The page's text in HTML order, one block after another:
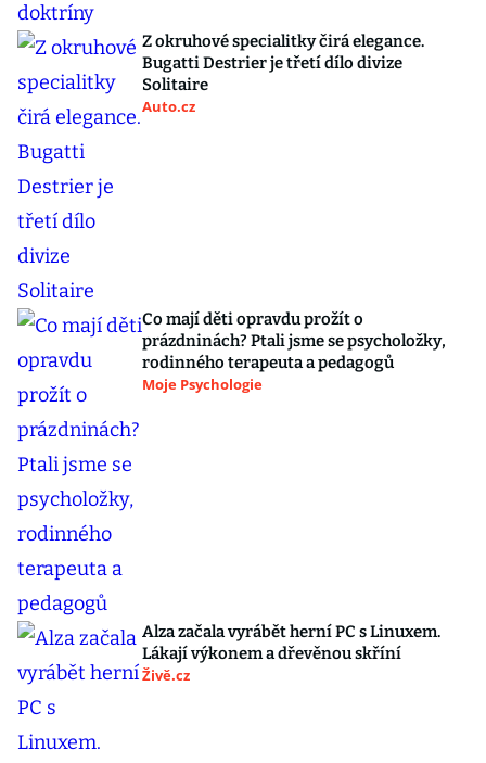
Z okruhové specialitky čirá elegance.
Bugatti Destrier je třetí dílo divize
Solitaire
Auto.cz
Co mají děti opravdu prožít o
prázdninách? Ptali jsme se psycholožky,
rodinného terapeuta a pedagogů
Moje Psychologie
Alza začala vyrábět herní PC s Linuxem.
Lákají výkonem a dřevěnou skříní
Živě.cz